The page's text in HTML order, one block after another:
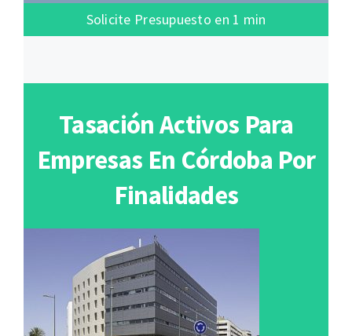
Solicite Presupuesto en 1 min
Tasación Activos Para
Empresas En Córdoba Por
Finalidades